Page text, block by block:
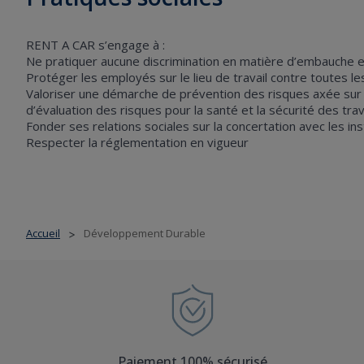
Accueil > Développement Durable
RENT A CAR s’engage à :
Ne pratiquer aucune discrimination en matière
Protéger les employés sur le lieu de travail contre toutes
Valoriser une démarche de prévention des risques axée
d’évaluation des risques pour la santé et la sécurité des
Fonder ses relations sociales sur la concertation avec les
Respecter la réglementation en vigueur